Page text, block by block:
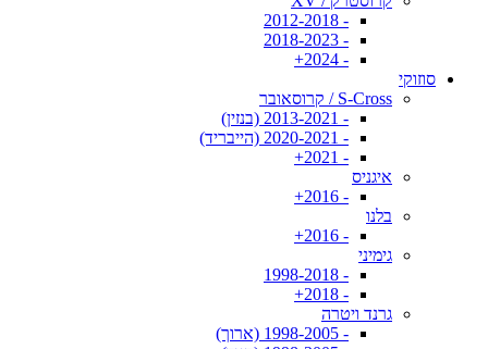
- 2012-2018
- 2018-2023
- 2024+
סוזוקי
S-Cross / קרוסאובר
- 2013-2021 (בנזין)
- 2020-2021 (הייבריד)
- 2021+
איגניס
- 2016+
בלנו
- 2016+
גימיני
- 1998-2018
- 2018+
גרנד ויטרה
- 1998-2005 (ארוך)